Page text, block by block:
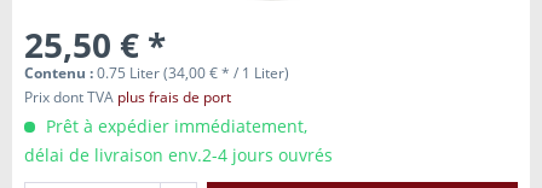
25,50 € *
Contenu :0.75 Liter (34,00 € * / 1 Liter)
Prix dont TVA plus frais de port
Prêt à expédier immédiatement,
délai de livraison env.2-4 jours ouvrés